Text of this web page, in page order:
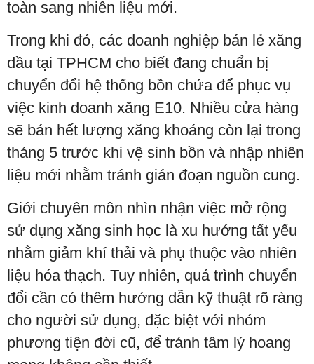
toàn sang nhiên liệu mới.
Trong khi đó, các doanh nghiệp bán lẻ xăng
dầu tại TPHCM cho biết đang chuẩn bị
chuyển đổi hệ thống bồn chứa để phục vụ
việc kinh doanh xăng E10. Nhiều cửa hàng
sẽ bán hết lượng xăng khoáng còn lại trong
tháng 5 trước khi vệ sinh bồn và nhập nhiên
liệu mới nhằm tránh gián đoạn nguồn cung.
Giới chuyên môn nhìn nhận việc mở rộng
sử dụng xăng sinh học là xu hướng tất yếu
nhằm giảm khí thải và phụ thuộc vào nhiên
liệu hóa thạch. Tuy nhiên, quá trình chuyển
đổi cần có thêm hướng dẫn kỹ thuật rõ ràng
cho người sử dụng, đặc biệt với nhóm
phương tiện đời cũ, để tránh tâm lý hoang